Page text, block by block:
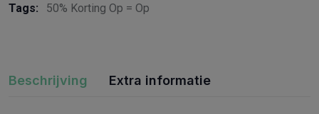
Tags:
50% Korting Op = Op
Beschrijving Extra informatie